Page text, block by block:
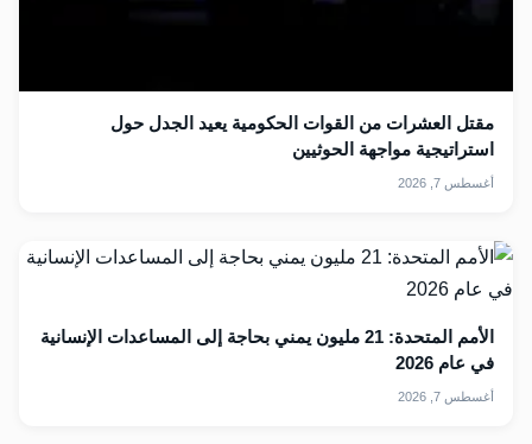
مقتل العشرات من القوات الحكومية يعيد الجدل حول
استراتيجية مواجهة الحوثيين
أغسطس 7, 2026
الأمم المتحدة: 21 مليون يمني بحاجة إلى المساعدات الإنسانية
في عام 2026
أغسطس 7, 2026